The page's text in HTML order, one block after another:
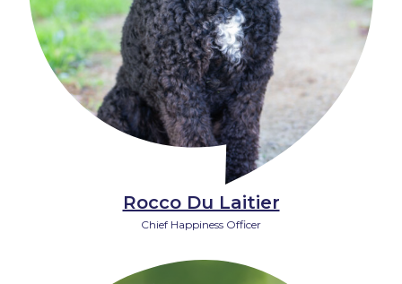
Rocco Du Laitier
Chief Happiness Officer